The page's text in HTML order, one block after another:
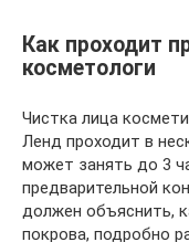
Как проходит
косметологи
Чистка лица
Ленд проходит в
может занять до 3
предварительной
должен объяснить,
покрова, подробно